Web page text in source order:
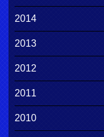
2014
2013
2012
2011
2010